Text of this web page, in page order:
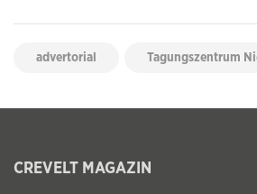
advertorial Tagungszentrum
CREVELT MAGAZIN